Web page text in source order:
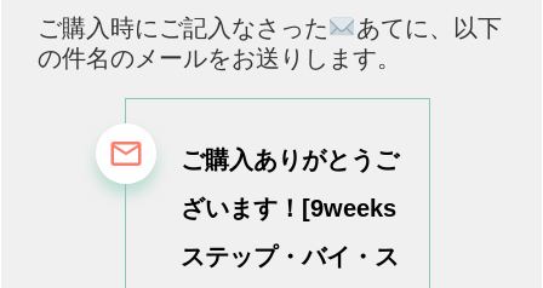
ご購入時にご記入なさった あてに、
以下
の件名のメールをお送りします。
ご購入ありがとうご
ざいます！[9weeks
ステップ・バイ・ス